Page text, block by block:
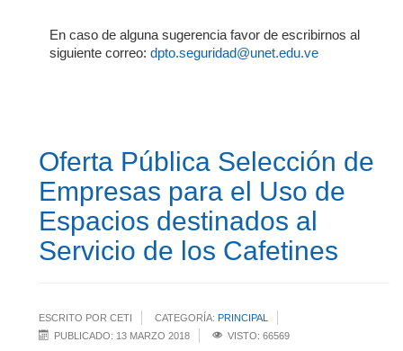
En caso de alguna sugerencia favor de escribirnos al
siguiente correo: dpto.seguridad@unet.edu.ve
Oferta Pública Selección de
Empresas para el Uso de
Espacios destinados al
Servicio de los Cafetines
ESCRITO POR CETI CATEGORÍA: PRINCIPAL
PUBLICADO: 13 MARZO 2018
VISTO: 66569